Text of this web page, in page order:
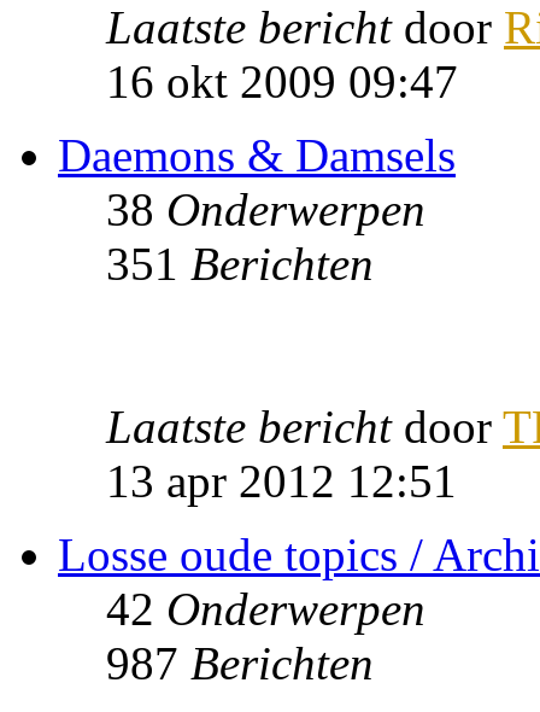
Laatste berichtdoor
16 okt 2009 09:47
Daemons & Damsels
38 Onderwerpen
351 Berichten
Laatste berichtdoor
13 apr 2012 12:51
Losse oude topics /
42 Onderwerpen
987 Berichten